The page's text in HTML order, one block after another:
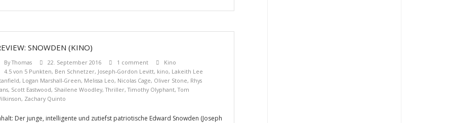
SNOWDEN (KINO)
ByThomas 22. September 2016 1 comment
Kino
4.5 von 5 Punkten, Ben Schnetzer, Joseph-Gordon Levitt, kino, Lakeith Lee
, Logan Marshall-Green, Melissa Leo, Nicolas Cage, Oliver Stone, Rhys
, Scott Eastwood, Shailene Woodley,Thriller,Timothy Olyphant,Tom
, Zachary Quinto
Der junge, intelligente und zutiefst patriotische Edward Snowden (Joseph